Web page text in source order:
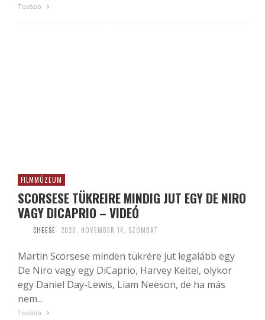
Tovább
FILMMÚZEUM
SCORSESE TÜKREIRE MINDIG JUT EGY DE NIRO
VAGY DICAPRIO – VIDEÓ
CHEESE 2020. NOVEMBER 14. SZOMBAT
Martin Scorsese minden tükrére jut legalább egy
De Niro vagy egy DiCaprio, Harvey Keitel, olykor
egy Daniel Day-Lewis, Liam Neeson, de ha más
nem...
Tovább